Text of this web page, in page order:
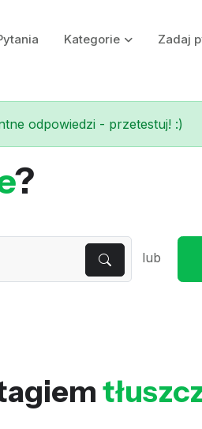
Kategorie Zadaj
odpowiedzi - przetestuj! :)
?
lub